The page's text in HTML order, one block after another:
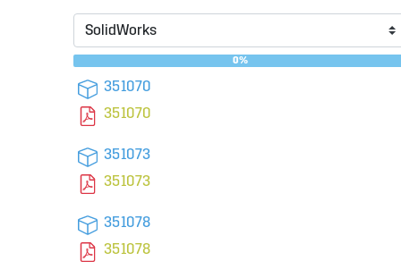
0%
351070
351070
351073
351073
351078
351078